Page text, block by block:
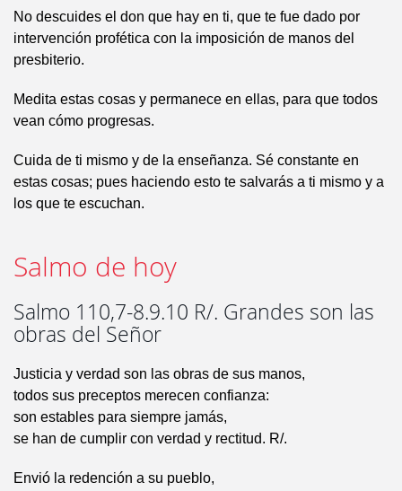
No descuides el don que hay en ti, que te fue dado por
intervención profética con la imposición de manos del
presbiterio.
Medita estas cosas y permanece en ellas, para que todos
vean cómo progresas.
Cuida de ti mismo y de la enseñanza. Sé constante en
estas cosas; pues haciendo esto te salvarás a ti mismo y a
los que te escuchan.
Salmo de hoy
Salmo 110,7-8.9.10 R/. Grandes son las
obras del Señor
Justicia y verdad son las obras de sus manos,
todos sus preceptos merecen confianza:
son estables para siempre jamás,
se han de cumplir con verdad y rectitud. R/.
Envió la redención a su pueblo,